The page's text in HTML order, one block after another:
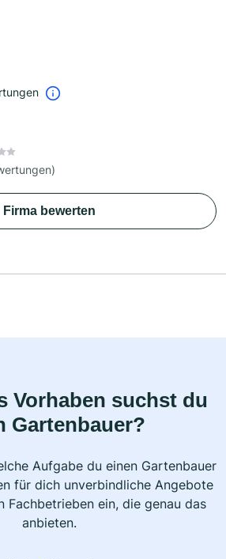
Firma bewerten
Vorhaben suchst du
Gartenbauer?
Aufgabe du einen Gartenbauer
für dich unverbindliche Angebote
Fachbetrieben ein, die genau das
anbieten.